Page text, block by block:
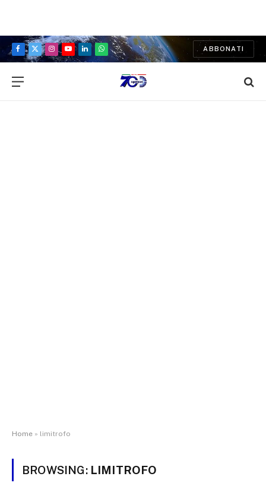
Facebook
X
Instagram
YouTubeLinkedInWhatsApp
ABBONATI
Home » limitrofo
BROWSING: LIMITROFO